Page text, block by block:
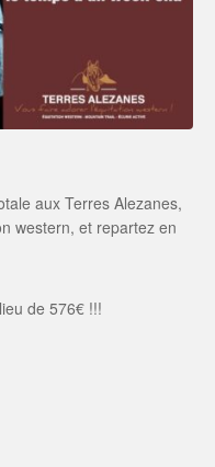
aux Terres Alezanes,
western, et repartez en
de 576€ !!!